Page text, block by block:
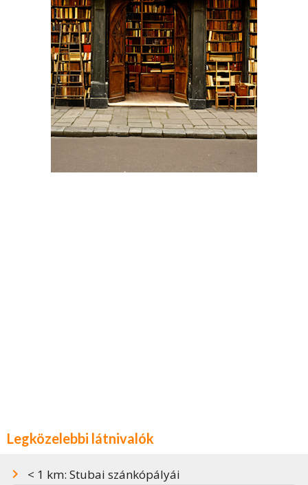
Legközelebbi látnivalók
< 1 km: Stubai szánkópályái